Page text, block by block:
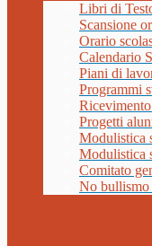
Libri di
Scansione
Orario
Calendario
Piani di
Programmi
Progetti
Modulistica
Modulistica
Comitato
No